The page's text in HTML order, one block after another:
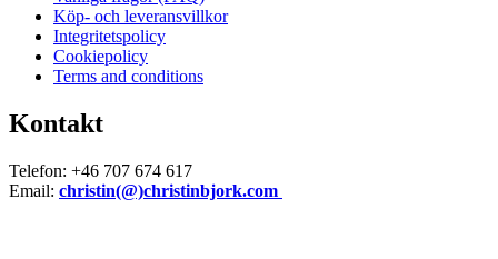
Köp- och leveransvillkor
Integritetspolicy
Cookiepolicy
Terms and conditions
Kontakt
Telefon: +46 707 674 617
Email: christin(@)christinbjork.com